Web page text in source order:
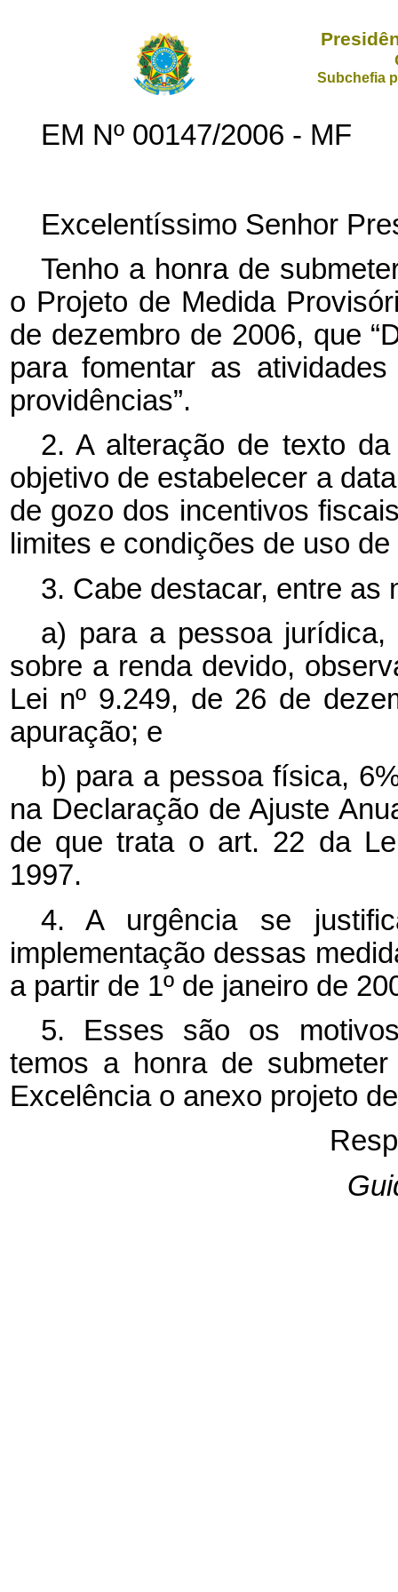
Subchefia
EM Nº 00147/2006 - MF
Excelentíssimo Senhor
Tenho a honra de
o Projeto de Medida
de dezembro de 2006, que
para fomentar as
providências”.
2. A alteração de texto
objetivo de estabelecer a
de gozo dos incentivos
limites e condições de uso
3. Cabe destacar, entre as
a) para a pessoa
sobre a renda devido,
Lei nº 9.249, de 26 de
apuração; e
b) para a pessoa física,
na Declaração de Ajuste
de que trata o art. 22 da
1997.
4. A urgência se
implementação dessas
a partir de 1º de janeiro de
5. Esses são os
temos a honra de
Excelência o anexo projeto